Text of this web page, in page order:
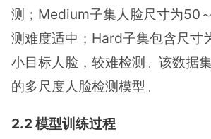
测；Medium子集人脸尺寸为50
测难度适中；Hard子集包含尺寸
小目标人脸，较难检测。该数据
的多尺度人脸检测模型。
2.2 模型训练过程